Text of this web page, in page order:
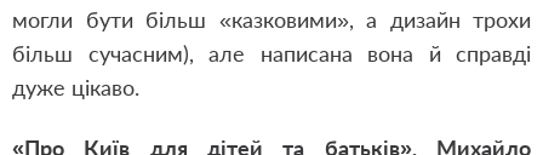
могли бути більш «казковими», а дизайн трохи
більш сучасним), але написана вона й справді
дуже цікаво.
«Про Київ для дітей та батьків», Михайло